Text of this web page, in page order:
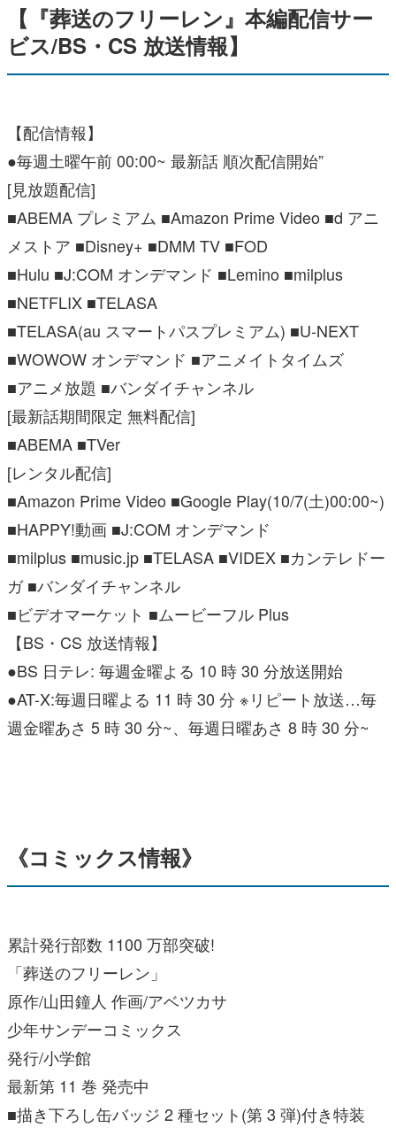
【『葬送のフリーレン』本編配信サー
ビス/BS・CS 放送情報】
【配信情報】
●毎週土曜午前 00:00~ 最新話 順次配信開始”
[見放題配信]
■ABEMA プレミアム ■Amazon Prime Video ■d アニ
メストア ■Disney+ ■DMM TV ■FOD
■Hulu ■J:COM オンデマンド ■Lemino ■milplus
■NETFLIX ■TELASA
■TELASA(au スマートパスプレミアム) ■U-NEXT
■WOWOW オンデマンド ■アニメイトタイムズ
■アニメ放題 ■バンダイチャンネル
[最新話期間限定 無料配信]
■ABEMA ■TVer
[レンタル配信]
■Amazon Prime Video ■Google Play(10/7(土)00:00~)
■HAPPY!動画 ■J:COM オンデマンド
■milplus ■music.jp ■TELASA ■VIDEX ■カンテレドー
ガ ■バンダイチャンネル
■ビデオマーケット ■ムービーフル Plus
【BS・CS 放送情報】
●BS 日テレ: 毎週金曜よる 10 時 30 分放送開始
●AT-X:毎週日曜よる 11 時 30 分 ※リピート放送…毎
週金曜あさ 5 時 30 分~、毎週日曜あさ 8 時 30 分~
《コミックス情報》
累計発行部数 1100 万部突破!
「葬送のフリーレン」
原作/山田鐘人 作画/アベツカサ
少年サンデーコミックス
発行/小学館
最新第 11 巻 発売中
■描き下ろし缶バッジ 2 種セット(第 3 弾)付き特装